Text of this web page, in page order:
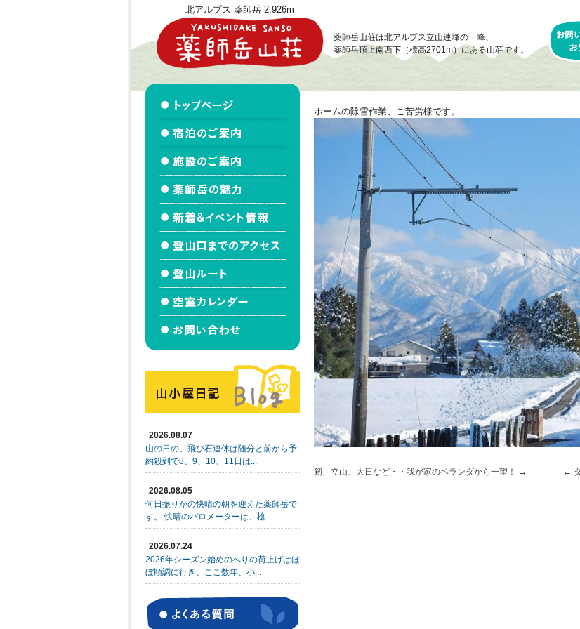
北アルプス 薬師岳 2,926m
薬師岳山荘は北アルプス立山連峰の一峰、
薬師岳頂上南西下（標高2701m）にある山荘です。
ホームの除雪作業、ご苦労様です。
剱、立山、大日など・・我が家のベランダから一望！
2026.08.07
山の日の、飛び石連休は随分と前から予
約殺到で8、9、10、11日は...
2026.08.05
何日振りかの快晴の朝を迎えた薬師岳で
す。 快晴のバロメーターは、槍...
2026.07.24
2026年シーズン始めのへりの荷上げはほ
ぼ順調に行き、ここ数年、小...